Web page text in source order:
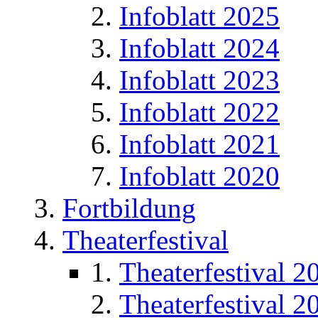
Infoblatt 2025
Infoblatt 2024
Infoblatt 2023
Infoblatt 2022
Infoblatt 2021
Infoblatt 2020
Fortbildung
Theaterfestival
Theaterfestival
Theaterfestival